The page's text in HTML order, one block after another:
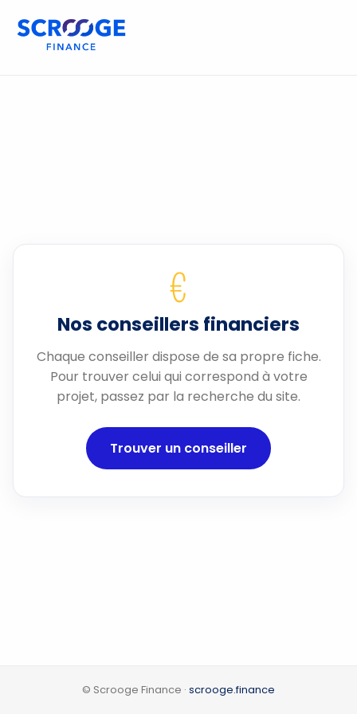
€
Nos conseillers financiers
Chaque conseiller dispose de sa propre fiche.
Pour trouver celui qui correspond à votre
projet, passez par la recherche du site.
Trouver un conseiller
© Scrooge Finance · scrooge.finance